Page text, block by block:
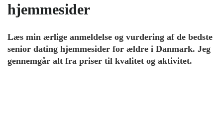
hjemmesider
Læs min ærlige anmeldelse og vurdering af de bedste
senior dating hjemmesider for ældre i Danmark. Jeg
gennemgår alt fra priser til kvalitet og aktivitet.